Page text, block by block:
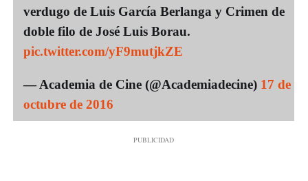
verdugo de Luis García Berlanga y Crimen de
doble filo de José Luis Borau.
pic.twitter.com/yF9mutjkZE
— Academia de Cine (@Academiadecine) 17 de
octubre de 2016